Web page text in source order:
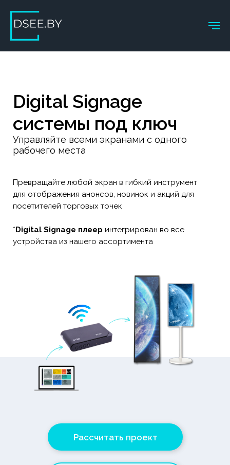
Digital Signage
системы под ключ
Управляйте всеми экранами с одного
рабочего места
Превращайте любой экран в гибкий инструмент
для отображения анонсов, новинок и акций для
посетителей торговых точек
*Digital Signage плеер интегрирован во все
устройства из нашего ассортимента
Рассчитать проект